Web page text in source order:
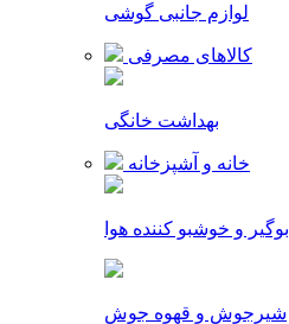
لوازم جانبی گوشی
کالاهای مصرفی
بهداشت خانگی
خانه و آشپزخانه
بوگیر و خوشبو کننده هوا
شیرجوش و قهوه جوش